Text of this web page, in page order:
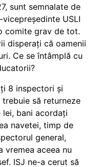
sunt semnalate de
USLI
comite grav de tot.
disperați că oamenii
Ce se întâmplă cu
8 inspectori și
să returneze
bani acordați
navetei, timp de
general,
vremea aceea nu
ISJ ne-a cerut să